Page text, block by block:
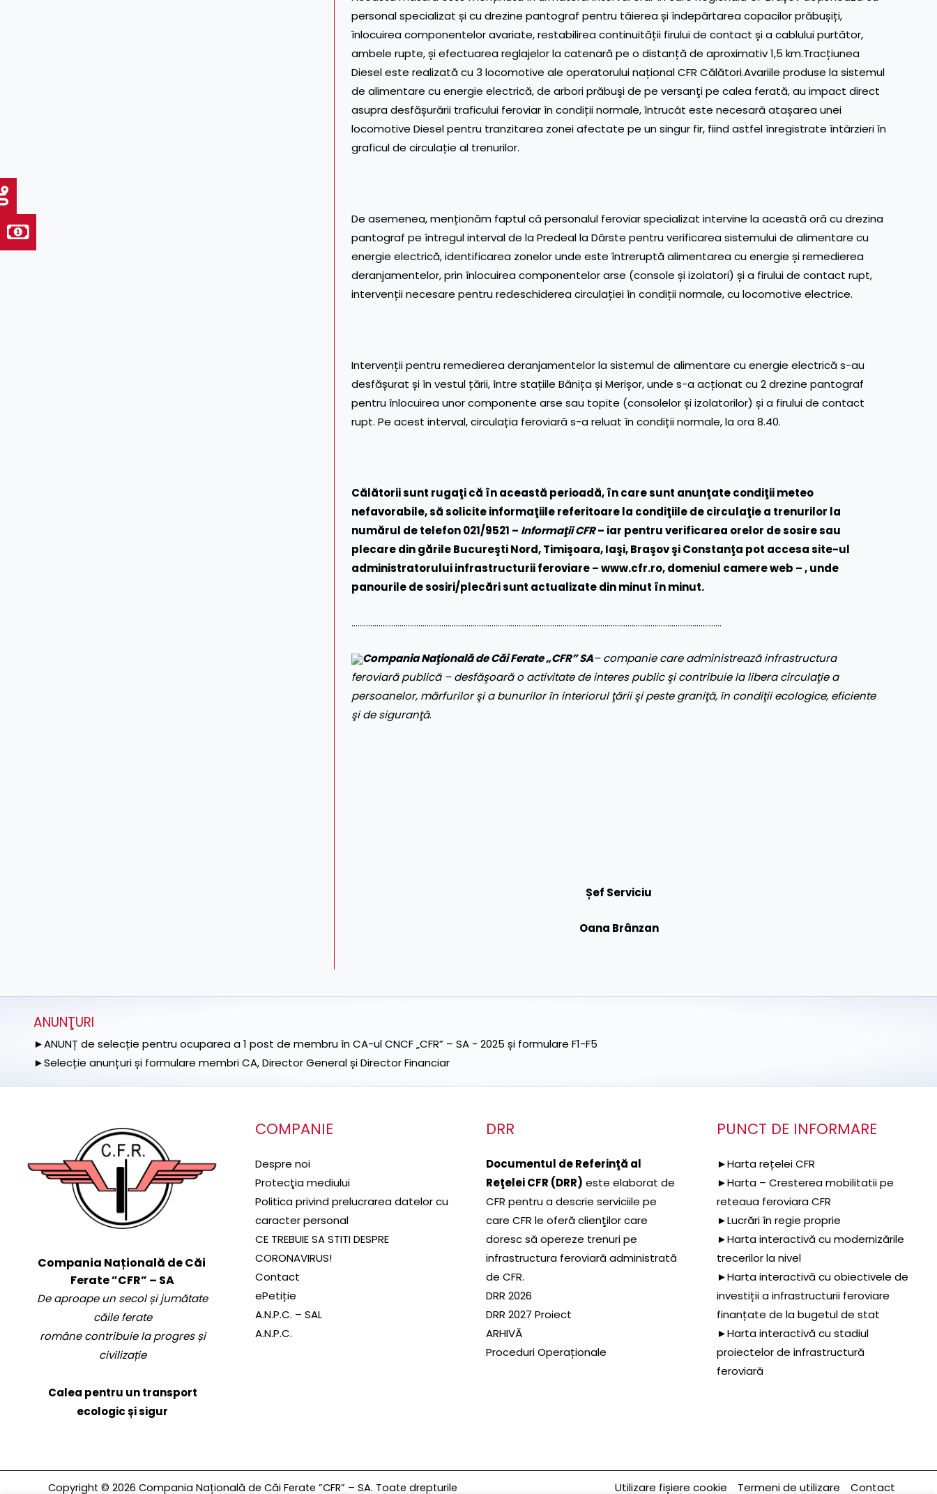
personal specializat și cu drezine pantograf pentru tăierea și îndepărtarea copacilor prăbușiți,
înlocuirea componentelor avariate, restabilirea continuității firului de contact și a cablului purtător,
ambele rupte, și efectuarea reglajelor la catenară pe o distanță de aproximativ 1,5 km.Tracțiunea
Diesel este realizată cu 3 locomotive ale operatorului național CFR Călători.Avariile produse la sistemul
de alimentare cu energie electrică, de arbori prăbuşi de pe versanţi pe calea ferată, au impact direct
asupra desfășurării traficului feroviar în condiții normale, întrucât este necesară atașarea unei
locomotive Diesel pentru tranzitarea zonei afectate pe un singur fir, fiind astfel înregistrate întârzieri în
graficul de circulație al trenurilor.
De asemenea, menționăm faptul că personalul feroviar specializat intervine la această oră cu drezina
pantograf pe întregul interval de la Predeal la Dârste pentru verificarea sistemului de alimentare cu
energie electrică, identificarea zonelor unde este întreruptă alimentarea cu energie și remedierea
deranjamentelor, prin înlocuirea componentelor arse (console și izolatori) și a firului de contact rupt,
intervenții necesare pentru redeschiderea circulației în condiții normale, cu locomotive electrice.
Intervenții pentru remedierea deranjamentelor la sistemul de alimentare cu energie electrică s-au
desfășurat și în vestul țării, între stațiile Bănița și Merișor, unde s-a acționat cu 2 drezine pantograf
pentru înlocuirea unor componente arse sau topite (consolelor și izolatorilor) și a firului de contact
rupt. Pe acest interval, circulația feroviară s-a reluat în condiții normale, la ora 8.40.
Călătorii sunt rugaţi că în această perioadă, în care sunt anunţate condiţii meteo
nefavorabile, să solicite informaţiile referitoare la condiţiile de circulaţie a trenurilor la
numărul de telefon 021/9521 – Informaţii CFR– iar pentru verificarea orelor de sosire sau
plecare din gările Bucureşti Nord, Timişoara, Iaşi, Braşov şi Constanţa pot accesa site-ul
administratorului infrastructurii feroviare –www.cfr.ro, domeniul camere web – , unde
panourile de sosiri/plecări sunt actualizate din minut în minut.
……………………………………………………………………………………………………………………………………………………………
Compania Naţională de Căi Ferate „CFR” SA– companie care administrează infrastructura
feroviară publică – desfăşoară o activitate de interes public şi contribuie la libera circulaţie a
persoanelor, mărfurilor şi a bunurilor în interiorul ţării şi peste graniţă, în condiţii ecologice, eficiente
şi de siguranţă.
Șef Serviciu
Oana Brânzan
ANUNŢURI
►ANUNȚ de selecție pentru ocuparea a 1 post de membru în CA-ul CNCF „CFR” – SA - 2025 și formulare F1-F5
►Selecție anunțuri și formulare membri CA, Director General și Director Financiar
Compania Națională de Căi
Ferate ”CFR” – SA
De aproape un secol și jumătate
căile ferate
române contribuie la progres și
civilizație
Calea pentru un transport
ecologic și sigur
COMPANIE
Despre noi
Protecţia mediului
Politica privind prelucrarea datelor cu
caracter personal
CE TREBUIE SA STITI DESPRE
CORONAVIRUS!
Contact
ePetiție
A.N.P.C. – SAL
A.N.P.C.
DRR
Documentul de Referinţă al
Reţelei CFR (DRR) este elaborat de
CFR pentru a descrie serviciile pe
care CFR le oferă clienţilor care
doresc să opereze trenuri pe
infrastructura feroviară administrată
de CFR.
DRR 2026
DRR 2027 Proiect
ARHIVĂ
Proceduri Operaționale
PUNCT DE INFORMARE
►Harta rețelei CFR
►Harta – Cresterea mobilitatii pe
reteaua feroviara CFR
►Lucrări în regie proprie
►Harta interactivă cu modernizările
trecerilor la nivel
►Harta interactivă cu obiectivele de
investiții a infrastructurii feroviare
finanțate de la bugetul de stat
►Harta interactivă cu stadiul
proiectelor de infrastructură
feroviară
Copyright © 2026 Compania Națională de Căi Ferate ”CFR” – SA. Toate drepturile Utilizare fișiere cookie Termeni de utilizare Contact